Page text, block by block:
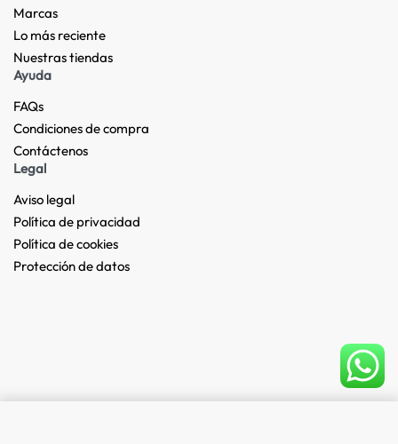
Marcas
Lo más reciente​
Nuestras tiendas​
Ayuda
FAQs
Condiciones de compra
Contáctenos
Legal
Aviso legal
Política de privacidad
Política de cookies
Protección de datos